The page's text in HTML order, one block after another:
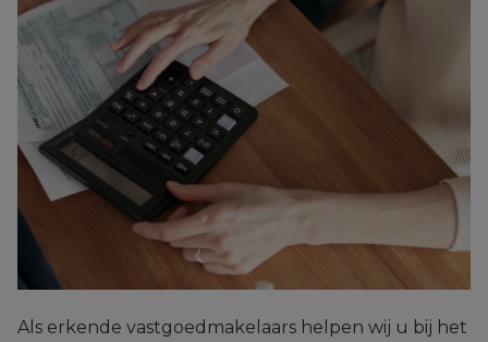
Als erkende vastgoedmakelaars helpen wij u bij het